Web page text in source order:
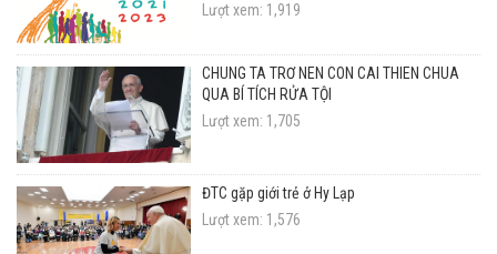
Lượt xem: 1,919
CHÚNG TA TRỞ NÊN CON CÁI THIÊN CHÚA
QUA BÍ TÍCH RỬA TỘI
Lượt xem: 1,705
ĐTC gặp giới trẻ ở Hy Lạp
Lượt xem: 1,576